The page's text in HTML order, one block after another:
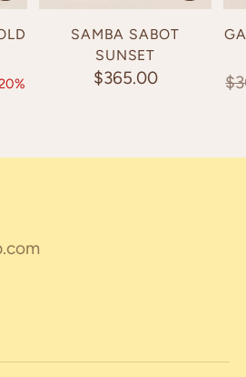
SAMBA SABOT
SUNSET
$365.00